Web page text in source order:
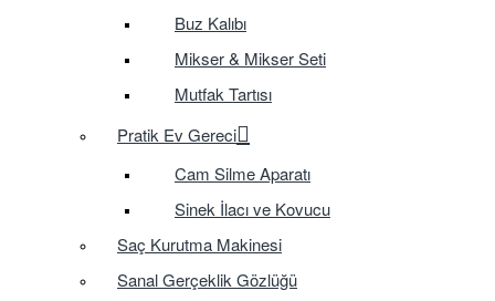
Buz Kalıbı
Mikser & Mikser Seti
Mutfak Tartısı
Pratik Ev Gereci
Cam Silme Aparatı
Sinek İlacı ve Kovucu
Saç Kurutma Makinesi
Sanal Gerçeklik Gözlüğü